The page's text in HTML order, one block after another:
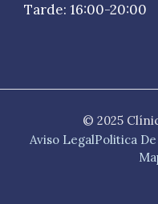
Tarde: 16:00-20:00
© 2025
Aviso LegalPolitica